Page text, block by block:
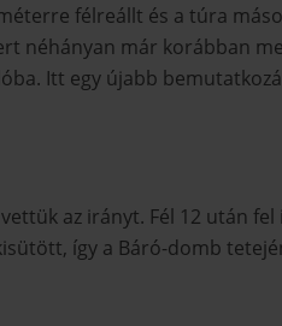
félreállt és a túra
néhányan már korábban
Itt egy újabb
az irányt. Fél 12 után
így a Báró-domb